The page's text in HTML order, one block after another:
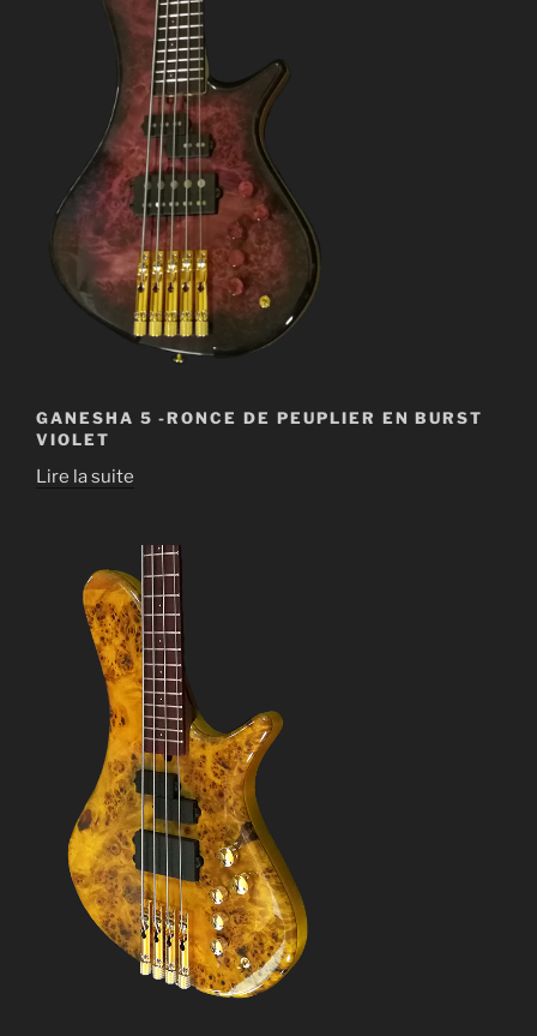
GANESHA 5 -RONCE DE PEUPLIER EN BURST
VIOLET
Lire la suite